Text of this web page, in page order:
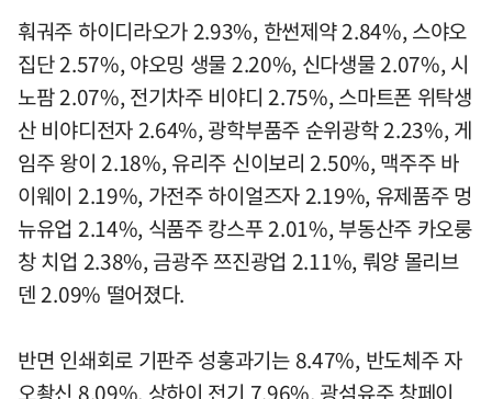
훠궈주 하이디라오가 2.93%, 한썬제약 2.84%, 스야오
집단 2.57%, 야오밍 생물 2.20%, 신다생물 2.07%, 시
노팜 2.07%, 전기차주 비야디 2.75%, 스마트폰 위탁생
산 비야디전자 2.64%, 광학부품주 순위광학 2.23%, 게
임주 왕이 2.18%, 유리주 신이보리 2.50%, 맥주주 바
이웨이 2.19%, 가전주 하이얼즈자 2.19%, 유제품주 멍
뉴유업 2.14%, 식품주 캉스푸 2.01%, 부동산주 카오룽
창 치업 2.38%, 금광주 쯔진광업 2.11%, 뤄양 몰리브
덴 2.09% 떨어졌다.
반면 인쇄회로 기판주 성훙과기는 8.47%, 반도체주 자
오촹신 8.09%, 상하이 전기 7.96%, 광섬유주 창페이